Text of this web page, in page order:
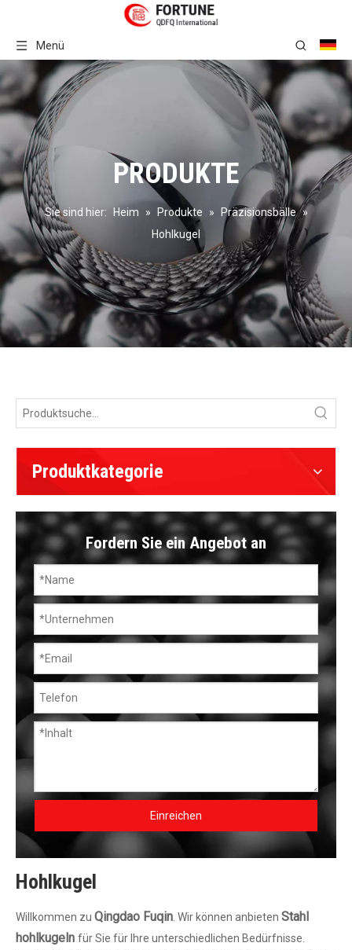
Menü
PRODUKTE
Sie sind hier: Heim » Produkte » Präzisionsbälle »
Hohlkugel
Produktkategorie
Fordern Sie ein Angebot an
Einreichen
Hohlkugel
Willkommen zu Qingdao Fuqin . Wir können anbieten Stahl
hohlkugeln für Sie für Ihre unterschiedlichen Bedürfnisse.